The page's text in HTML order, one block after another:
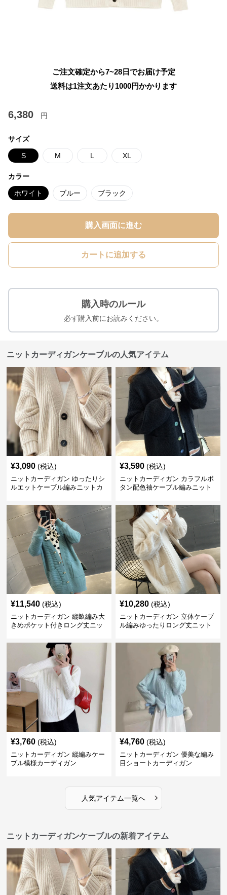
ご注文確定から7~28日でお届け予定
送料は1注文あたり 1000円かかります
6,380 円
サイズ
S M L XL
カラー
ホワイト ブルー ブラック
購入画面に進む
カートに追加する
購入時のルール
必ず購入前にお読みください。
ニットカーディガンケーブルの人気アイテム
¥3,090 (税込)
ニットカーディガン ゆったりシ
ルエットケーブル編みニットカ
¥3,590 (税込)
ニットカーディガン カラフルボ
タン配色袖ケーブル編みニット
¥11,540 (税込)
ニットカーディガン 縦畝編み大
きめポケット付きロング丈ニッ
¥10,280 (税込)
ニットカーディガン 立体ケーブ
ル編みゆったりロング丈ニット
¥3,760 (税込)
ニットカーディガン 縦編みケー
ブル模様カーディガン
¥4,760 (税込)
ニットカーディガン 優美な編み
目ショートカーディガン
人気アイテム一覧へ ›
ニットカーディガンケーブルの新着アイテム